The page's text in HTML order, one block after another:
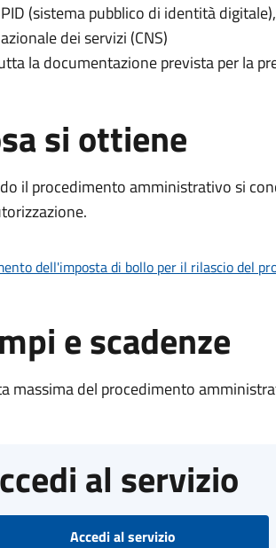
(sistema pubblico di identità
dei servizi (CNS)
la documentazione prevista per la
si ottiene
il procedimento amministrativo si
dell'imposta di bollo per il rilascio del
e scadenze
massima del procedimento
al servizio
Accedi al servizio